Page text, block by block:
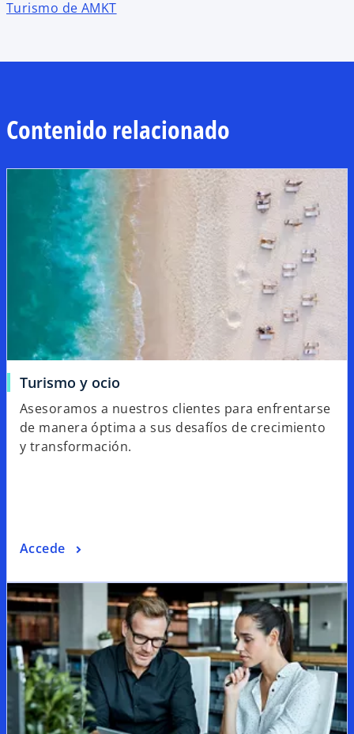
Turismo de AMKT
Contenido relacionado
Turismo y ocio
Asesoramos a nuestros clientes para enfrentarse
de manera óptima a sus desafíos de crecimiento
y transformación.
Accede